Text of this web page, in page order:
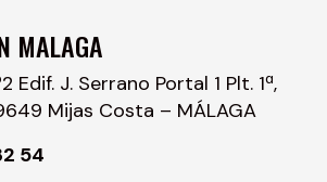
MALAGA
Edif. J. Serrano Portal 1 Plt. 1ª,
Mijas Costa – MÁLAGA
54